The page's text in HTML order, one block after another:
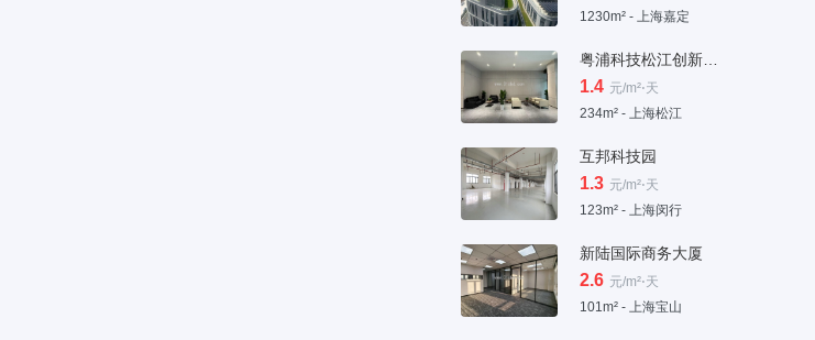
1230m² - 上海嘉定
1.4 元/m²⋅天
234m² - 上海松江
互邦科技园
1.3 元/m²⋅天
123m² - 上海闵行
新陆国际商务大厦
2.6 元/m²⋅天
101m² - 上海宝山